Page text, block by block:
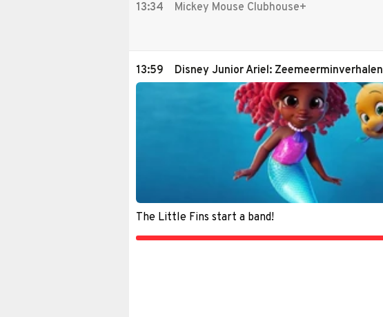
13:34 Mickey Mouse Clubhouse+
13:59 Disney Junior Ariel: Zeemeerminverhalen
The Little Fins start a band!